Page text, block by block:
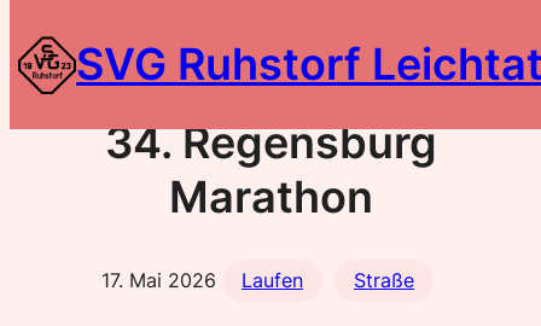
Inhalt
springenSVG Ruhstorf
34. Regensburg
Marathon
17. Mai 2026 Laufen Straße